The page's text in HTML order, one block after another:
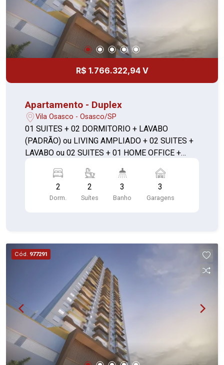
R$ 1.766.322,94 V
Apartamento - Duplex
Vila Osasco - Osasco/SP
01 SUITES + 02 DORMITORIO + LAVABO
(PADRÃO) ou LIVING AMPLIADO + 02 SUITES +
LAVABO ou 02 SUITES + 01 HOME OFFICE +
2
Dorm.
2
Suítes
3
Banho
3
Garagens
Cód. 977291